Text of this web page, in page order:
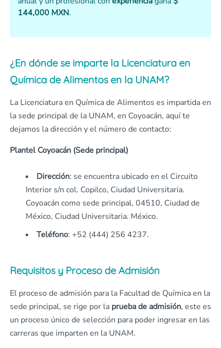
144,000 MXN.
¿En dónde se imparte la Licenciatura en
Química de Alimentos en la UNAM?
La Licenciatura en Química de Alimentos es impartida en
la sede principal de la UNAM, en Coyoacán, aquí te
dejamos la dirección y el número de contacto:
Plantel Coyoacán (Sede principal)
Dirección: se encuentra ubicado en el Circuito
Interior s/n col. Copilco, Ciudad Universitaria.
Coyoacán como sede principal, 04510, Ciudad de
México, Ciudad Universitaria. México.
Teléfono: +52 (444) 256 4237.
Requisitos y Proceso de Admisión
El proceso de admisión para la Facultad de Química en la
sede principal, se rige por la prueba de admisión, este es
un proceso único de selección para poder ingresar en las
carreras que imparten en la UNAM.